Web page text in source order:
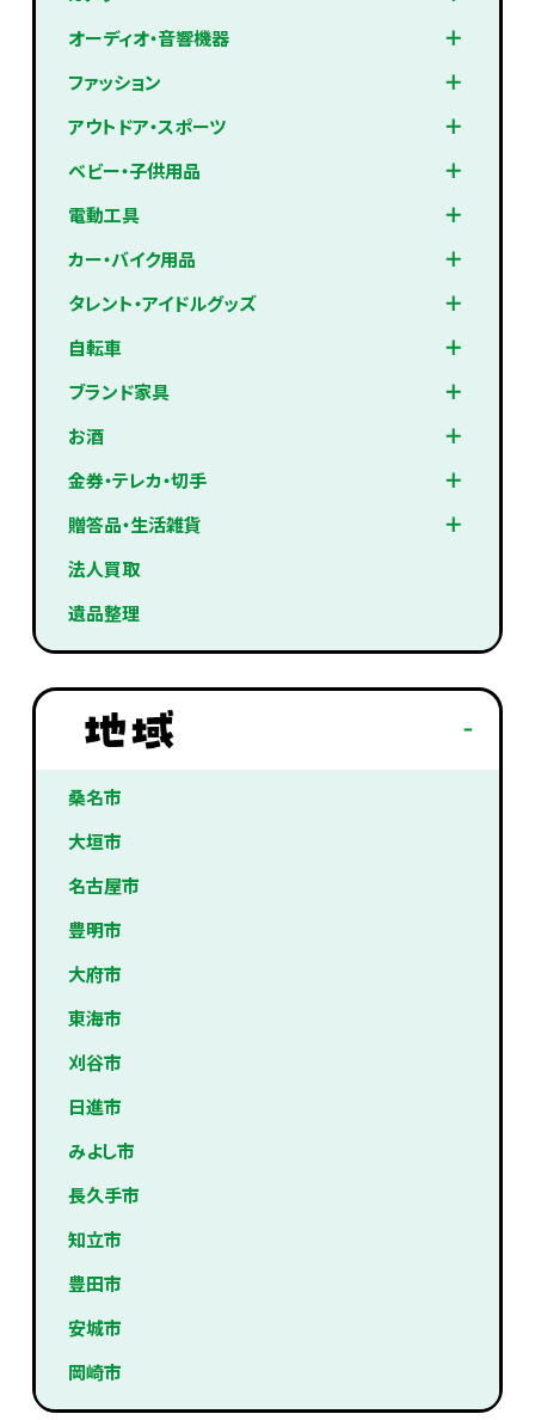
オーディオ・音響機器
ファッション
アウトドア・スポーツ
ベビー・子供用品
電動工具
カー・バイク用品
タレント・アイドルグッズ
自転車
ブランド家具
お酒
金券・テレカ・切手
贈答品・生活雑貨
法人買取
遺品整理
桑名市
大垣市
名古屋市
豊明市
大府市
東海市
刈谷市
日進市
みよし市
長久手市
知立市
豊田市
安城市
岡崎市